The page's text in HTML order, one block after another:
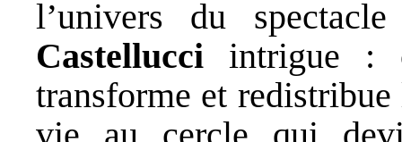
l’univers du
Castellucci intrigue :
transforme et